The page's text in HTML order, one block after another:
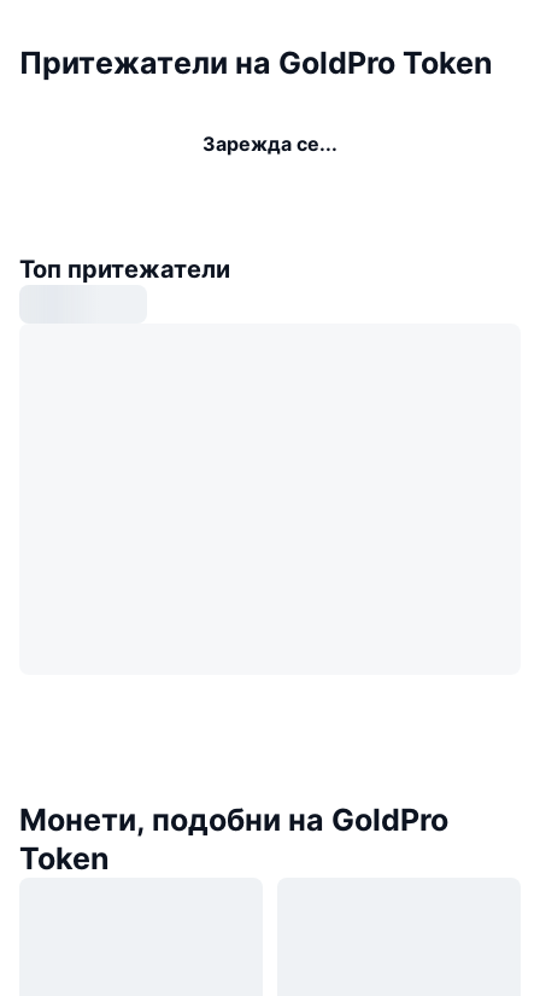
Притежатели на GoldPro Token
Зарежда се...
Топ притежатели
Монети, подобни на GoldPro
Token